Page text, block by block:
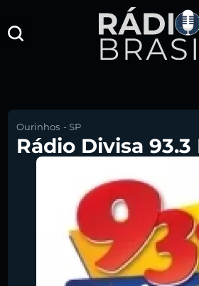
Ourinhos -SP
Rádio Divisa 93.3